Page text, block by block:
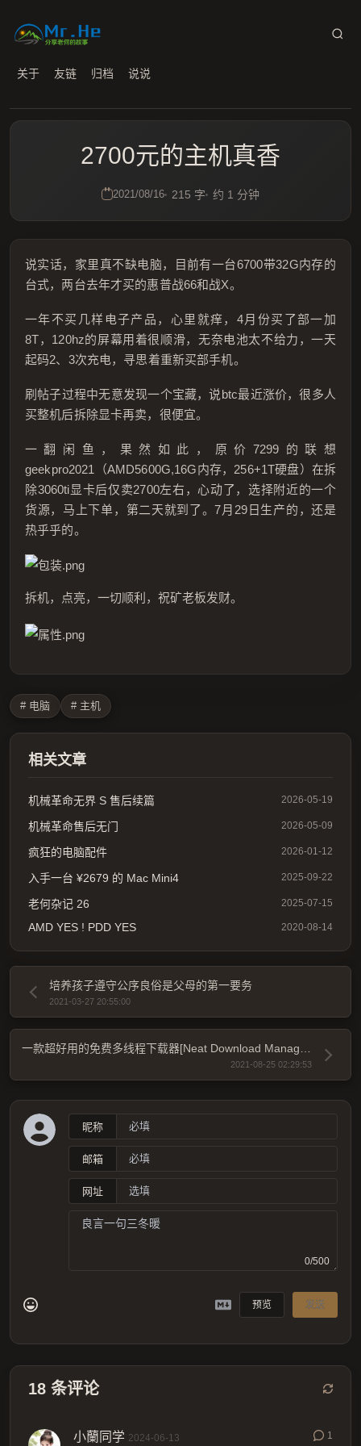
关于 友链 归档 说说
2700元的主机真香
2021/08/16 215 字 约 1 分钟
说实话，家里真不缺电脑，目前有一台6700带32G内存的
台式，两台去年才买的惠普战66和战X。
一年不买几样电子产品，心里就痒，4月份买了部一加
8T，120hz的屏幕用着很顺滑，无奈电池太不给力，一天
起码2、3次充电，寻思着重新买部手机。
刷帖子过程中无意发现一个宝藏，说btc最近涨价，很多人
买整机后拆除显卡再卖，很便宜。
一翻闲鱼，果然如此，原价7299的联想
geekpro2021（AMD5600G,16G内存，256+1T硬盘）在拆
除3060ti显卡后仅卖2700左右，心动了，选择附近的一个
货源，马上下单，第二天就到了。7月29日生产的，还是
热乎乎的。
拆机，点亮，一切顺利，祝矿老板发财。
# 电脑 # 主机
相关文章
机械革命无界 S 售后续篇 2026-05-19
机械革命售后无门 2026-05-09
疯狂的电脑配件 2026-01-12
入手一台 ¥2679 的 Mac Mini4 2025-09-22
老何杂记 26 2025-07-15
AMD YES ! PDD YES 2020-08-14
培养孩子遵守公序良俗是父母的第一要务
2021-03-27 20:55:00
2021-08-25 02:29:53
昵称
邮箱
网址
0/500
预览 发送
18 条评论
小蘭同学 2024-06-13 1